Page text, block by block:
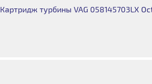
Картридж турбины VAG 058145703LX